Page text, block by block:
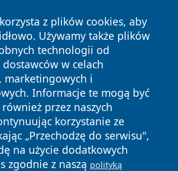
z plików cookies, aby
Używamy także plików
technologii od
w celach
marketingowych i
Informacje te mogą być
przez naszych
korzystanie ze
„Przechodzę do serwisu",
na użycie dodatkowych
zgodnie z naszą polityką
Wszystkie prawa
Polityka
Prywatności
Polityka
Cookies